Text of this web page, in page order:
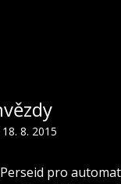
8. 2015
pro